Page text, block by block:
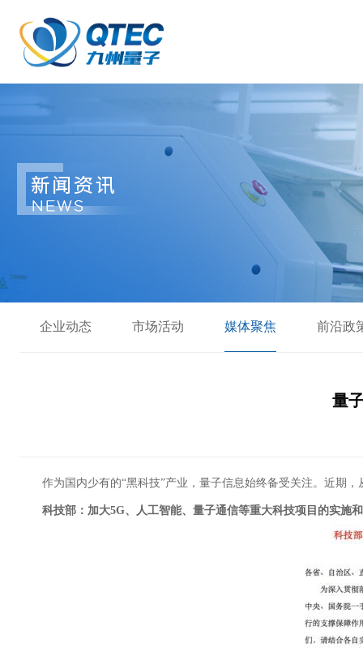
企业动态 市场活动 媒体聚焦 前沿政
量
作为国内少有的“黑科技”产业，量子信息始终备受关注。近期，
科技部：加大5G、人工智能、量子通信等重大科技项目的实施